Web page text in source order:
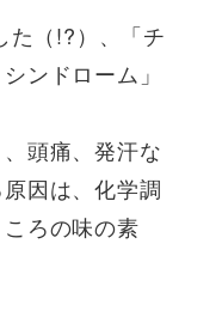
た（!?）、「チ
ンドローム」
頭痛、発汗な
因は、化学調
ろの味の素